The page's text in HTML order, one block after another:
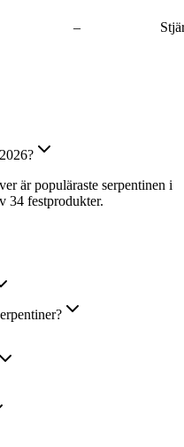
–
är populäraste serpentinen i
34 festprodukter.